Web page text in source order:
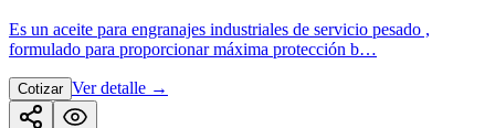
Es un aceite para engranajes industriales de servicio pesado ,
formulado para proporcionar máxima protección b…
Cotizar Ver detalle →